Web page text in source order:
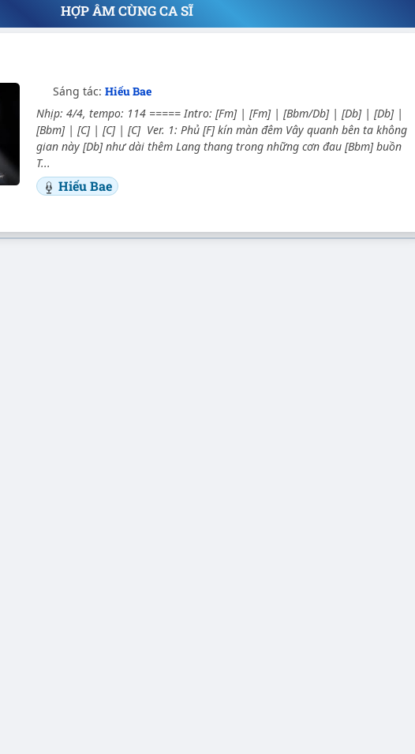
HỢP ÂM CÙNG CA SĨ
Sáng tác: Hiếu Bae
Nhịp: 4/4, tempo: 114 ===== Intro: [Fm] | [Fm] | [Bbm/Db] | [Db] | [Db] |
[Bbm] | [C] | [C] | [C] Ver. 1: Phủ [F] kín màn đêm Vây quanh bên ta không
gian này [Db] như dài thêm Lang thang trong những cơn đau [Bbm] buồn
T...
Hiếu Bae